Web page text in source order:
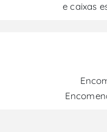
e caixas